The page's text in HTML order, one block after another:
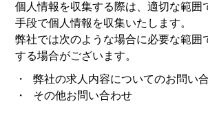
個人情報を収集する際は、適切な範囲
手段で個人情報を収集いたします。
弊社では次のような場合に必要な範囲
する場合がございます。
・ 弊社の求人内容についてのお問い
・ その他お問い合わせ